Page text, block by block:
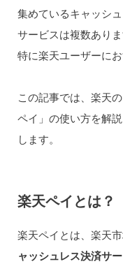
集めているキャッシ
サービスは複数あり
特に楽天ユーザーにお
この記事では、楽天
ペイ」の使い方を解
します。
楽天ペイとは？
楽天ペイとは、楽天
ャッシュレス決済サ